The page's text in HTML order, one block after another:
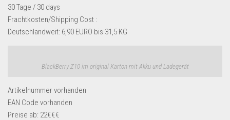
Newsletter
30 Tage / 30 days
Frachtkosten/Shipping Cost :
Deutschlandweit: 6,90 EURO bis 31,5 KG
BlackBerry Z10 im original Karton mit Akku und Ladegerät
Artikelnummervorhanden
EAN Code vorhanden
Preise ab: 22€€€